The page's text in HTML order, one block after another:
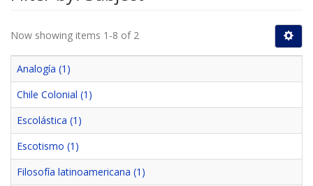
Now showing items 1-8 of 2
Analogía (1)
Chile Colonial (1)
Escolástica (1)
Escotismo (1)
Filosofía latinoamericana (1)